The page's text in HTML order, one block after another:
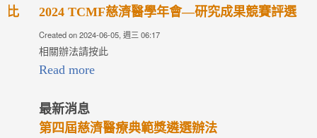
2024 TCMF慈濟醫學年會—研究成果競賽評選
Created on 2024-06-05, 週三 06:17
相關辦法請按此
Read more
最新消息
第四屆慈濟醫療典範獎遴選辦法